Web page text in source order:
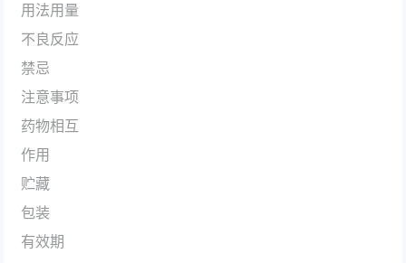
用法用量
不良反应
禁忌
注意事项
药物相互
作用
贮藏
包装
有效期